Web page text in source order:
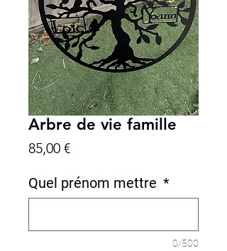
Arbre de vie famille
85,00 €Prix
Quel prénom mettre *
0/500